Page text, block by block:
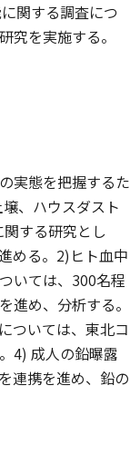
関する調査につ
究を実施する。
実態を把握するた
、ハウスダスト
する研究とし
める。2)ヒト血中
いては、300名程
進め、分析する。
ついては、東北コ
4) 成人の鉛曝露
連携を進め、鉛の